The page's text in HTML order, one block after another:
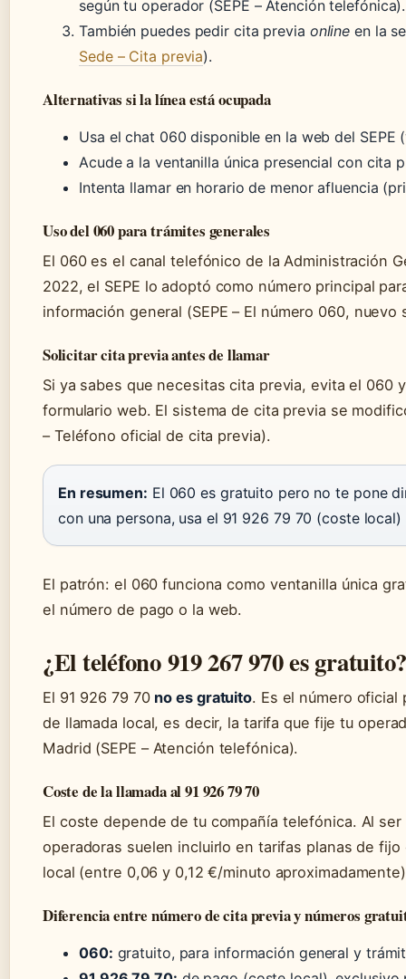
según tu operador (SEPE – Atención telefónica).
También puedes pedir cita previa online en la
Sede – Cita previa).
Alternativas si la línea está ocupada
Usa el chat 060 disponible en la web del SEPE
Acude a la ventanilla única presencial con cita
Intenta llamar en horario de menor afluencia
Uso del 060 para trámites generales
El 060 es el canal telefónico de la Administración
2022, el SEPE lo adoptó como número principal
información general (SEPE – El número 060, nuevo
Solicitar cita previa antes de llamar
Si ya sabes que necesitas cita previa, evita el 060
formulario web. El sistema de cita previa se
– Teléfono oficial de cita previa).
En resumen: El 060 es gratuito pero no te pone
con una persona, usa el 91 926 79 70 (coste
El patrón: el 060 funciona como ventanilla única
el número de pago o la web.
¿El teléfono 919 267 970 es
El 91 926 79 70 no es gratuito. Es el número
de llamada local, es decir, la tarifa que fije tu
Madrid (SEPE – Atención telefónica).
Coste de la llamada al 91 926 79 70
El coste depende de tu compañía telefónica. Al
operadoras suelen incluirlo en tarifas planas de
local (entre 0,06 y 0,12 €/minuto
Diferencia entre número de cita previa y números
060: gratuito, para información general y